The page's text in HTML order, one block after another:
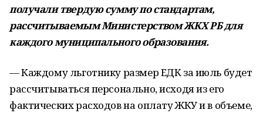
получали твердую сумму по стандартам,
рассчитываемым Министерством ЖКХ РБ для
каждого муниципального образования.
— Каждому льготнику размер ЕДК за июль будет
рассчитываться персонально, исходя из его
фактических расходов на оплату ЖКУ и в объеме,